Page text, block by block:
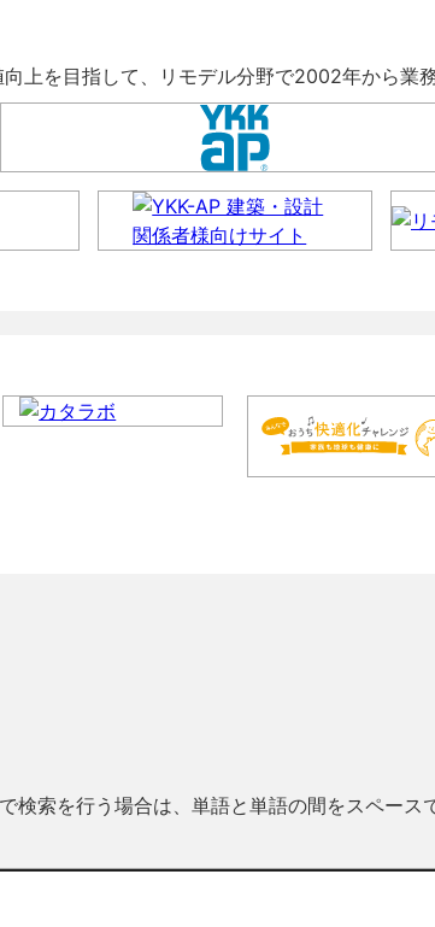
上を目指して、リモデル分野で2002年から業
索を行う場合は、単語と単語の間をスペース